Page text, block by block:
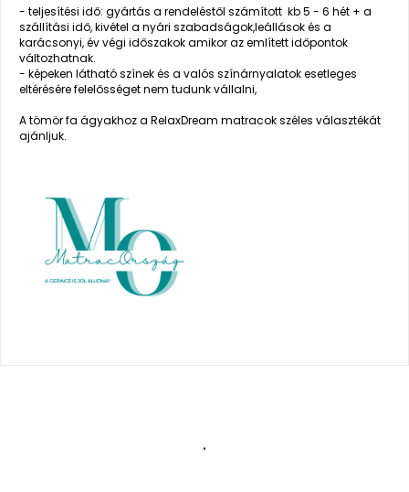
- teljesítési idő: gyártás a rendeléstől számított kb 5 - 6 hét + a
szállítási idő, kivétel a nyári szabadságok,leállások és a
karácsonyi, év végi időszakok amikor az említett időpontok
változhatnak.
- képeken látható színek és a valós színárnyalatok esetleges
eltérésére felelősséget nem tudunk vállalni,
A tömör fa ágyakhoz a RelaxDream matracok széles választékát
ajánljuk.
.